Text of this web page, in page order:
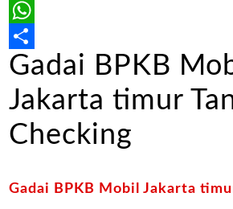
X
WhatsApp
Share
Gadai BPKB
Jakarta timur
Checking
Gadai BPKB Mobil Jakarta